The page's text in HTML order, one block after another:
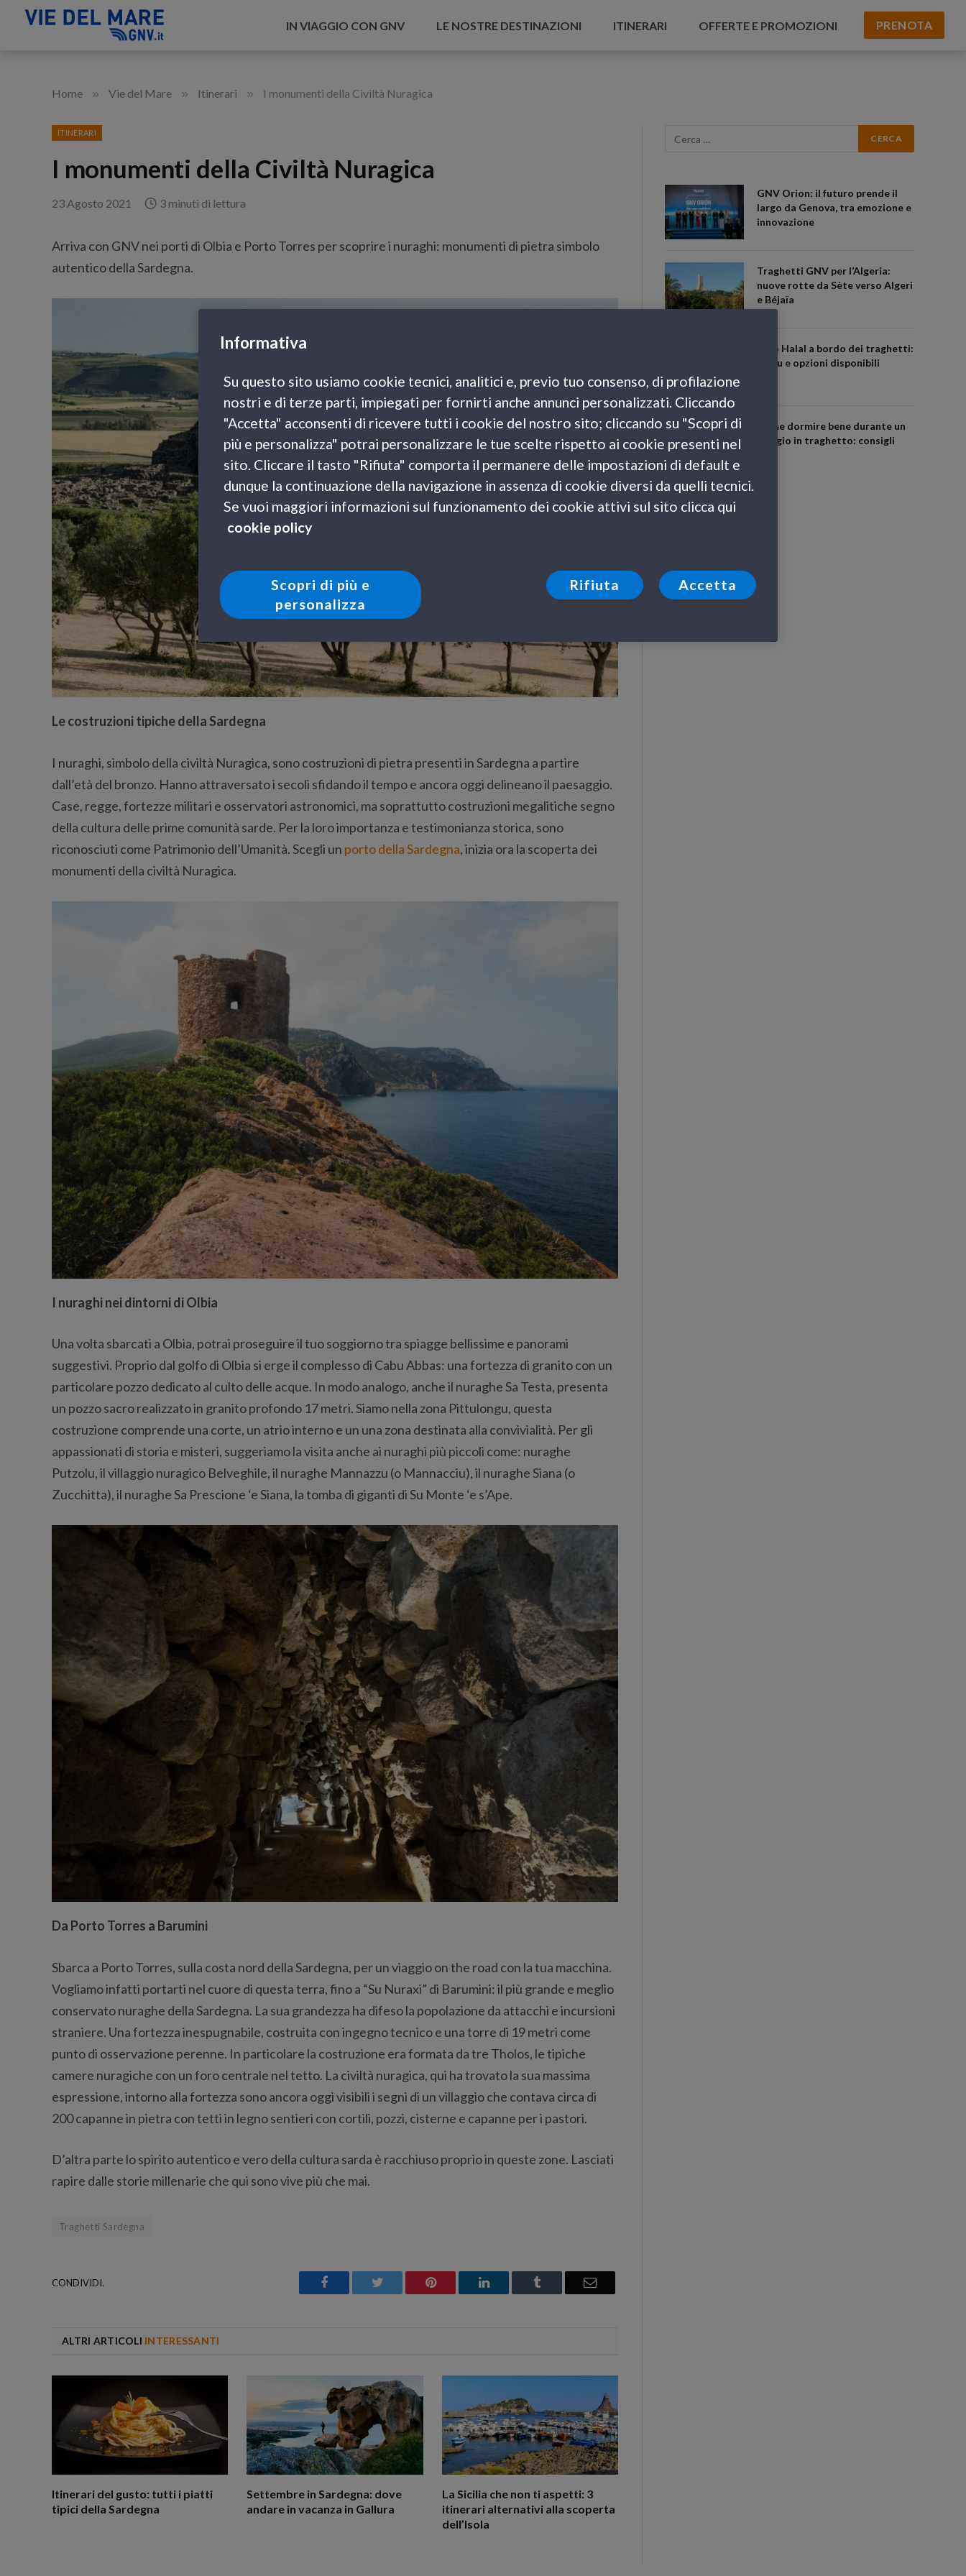
IN VIAGGIO CON GNV LE NOSTRE DESTINAZIONI ITINERARI OFFERTE E PROMOZIONI PRENOTA
Home » Vie del Mare » Itinerari » I monumenti della Civiltà Nuragica
ITINERARI
I monumenti della Civiltà Nuragica
23 Agosto 2021 3 minuti di lettura
Arriva con GNV nei porti di Olbia e Porto Torres per scoprire i nuraghi: monumenti di pietra simbolo
autentico della Sardegna.
Le costruzioni tipiche della Sardegna
I nuraghi, simbolo della civiltà Nuragica, sono costruzioni di pietra presenti in Sardegna a partire
dall’età del bronzo. Hanno attraversato i secoli sfidando il tempo e ancora oggi delineano il paesaggio.
Case, regge, fortezze militari e osservatori astronomici, ma soprattutto costruzioni megalitiche segno
della cultura delle prime comunità sarde. Per la loro importanza e testimonianza storica, sono
riconosciuti come Patrimonio dell’Umanità. Scegli un porto della Sardegna, inizia ora la scoperta dei
monumenti della civiltà Nuragica.
I nuraghi nei dintorni di Olbia
Una volta sbarcati a Olbia, potrai proseguire il tuo soggiorno tra spiagge bellissime e panorami
suggestivi. Proprio dal golfo di Olbia si erge il complesso di Cabu Abbas: una fortezza di granito con un
particolare pozzo dedicato al culto delle acque. In modo analogo, anche il nuraghe Sa Testa, presenta
un pozzo sacro realizzato in granito profondo 17 metri. Siamo nella zona Pittulongu, questa
costruzione comprende una corte, un atrio interno e un una zona destinata alla convivialità. Per gli
appassionati di storia e misteri, suggeriamo la visita anche ai nuraghi più piccoli come: nuraghe
Putzolu, il villaggio nuragico Belveghile, il nuraghe Mannazzu (o Mannacciu), il nuraghe Siana (o
Zucchitta), il nuraghe Sa Prescione ‘e Siana, la tomba di giganti di Su Monte ‘e s’Ape.
Da Porto Torres a Barumini
Sbarca a Porto Torres, sulla costa nord della Sardegna, per un viaggio on the road con la tua macchina.
Vogliamo infatti portarti nel cuore di questa terra, fino a “Su Nuraxi” di Barumini: il più grande e meglio
conservato nuraghe della Sardegna. La sua grandezza ha difeso la popolazione da attacchi e incursioni
straniere. Una fortezza inespugnabile, costruita con ingegno tecnico e una torre di 19 metri come
punto di osservazione perenne. In particolare la costruzione era formata da tre Tholos, le tipiche
camere nuragiche con un foro centrale nel tetto. La civiltà nuragica, qui ha trovato la sua massima
espressione, intorno alla fortezza sono ancora oggi visibili i segni di un villaggio che contava circa di
200 capanne in pietra con tetti in legno sentieri con cortili, pozzi, cisterne e capanne per i pastori.
D’altra parte lo spirito autentico e vero della cultura sarda è racchiuso proprio in queste zone. Lasciati
rapire dalle storie millenarie che qui sono vive più che mai.
Traghetti Sardegna
CONDIVIDI. Facebook Twitter Pinterest LinkedIn Tumblr Email
ALTRI ARTICOLI INTERESSANTI
Itinerari del gusto: tutti i piatti
tipici della Sardegna
Settembre in Sardegna: dove
andare in vacanza in Gallura
La Sicilia che non ti aspetti: 3
itinerari alternativi alla scoperta
dell’Isola
GNV Orion: il futuro prende il
largo da Genova, tra emozione e
innovazione
Traghetti GNV per l’Algeria:
nuove rotte da Sète verso Algeri
e Béjaïa
Cibo Halal a bordo dei traghetti:
menu e opzioni disponibili
Come dormire bene durante un
viaggio in traghetto: consigli
Informativa
Su questo sito usiamo cookie tecnici, analitici e, previo tuo consenso, di profilazione
nostri e di terze parti, impiegati per fornirti anche annunci personalizzati. Cliccando
"Accetta" acconsenti di ricevere tutti i cookie del nostro sito; cliccando su "Scopri di
più e personalizza" potrai personalizzare le tue scelte rispetto ai cookie presenti nel
sito. Cliccare il tasto "Rifiuta" comporta il permanere delle impostazioni di default e
dunque la continuazione della navigazione in assenza di cookie diversi da quelli tecnici.
Se vuoi maggiori informazioni sul funzionamento dei cookie attivi sul sito clicca qui
cookie policy
Scopri di più e
personalizza
Rifiuta Accetta